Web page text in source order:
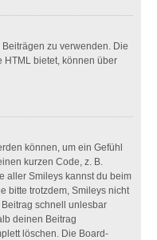
zu verwenden. Die
HTML bietet, können über
können, um ein Gefühl
kurzen Code, z. B.
aller Smileys kannst du beim
bitte trotzdem, Smileys nicht
schnell unlesbar
deinen Beitrag
löschen. Die Board-